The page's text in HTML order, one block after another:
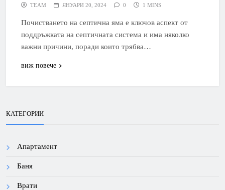
TEAM ЯНУАРИ 20, 2024 0 1 MINS
Почистването на септична яма е ключов аспект от
поддръжката на септичната система и има няколко
важни причини, поради които трябва…
виж повече
КАТЕГОРИИ
Апартамент
Баня
Врати